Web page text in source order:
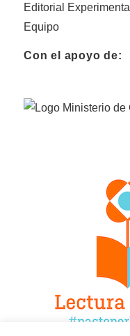
Editorial Experimenta
Equipo
Con el apoyo de: